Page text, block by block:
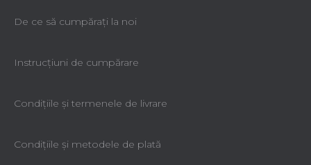
De ce să cumpăraţi la noi
Instrucțiuni de cumpărare
Condiţiile şi termenele de livrare
Condiţiile şi metodele de plată